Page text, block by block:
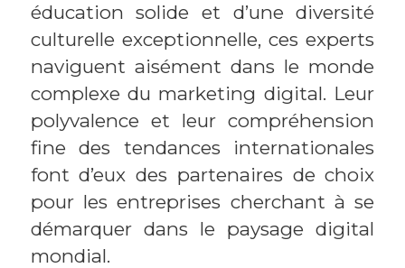
éducation solide et d’une diversité
culturelle exceptionnelle, ces experts
naviguent aisément dans le monde
complexe du marketing digital. Leur
polyvalence et leur compréhension
fine des tendances internationales
font d’eux des partenaires de choix
pour les entreprises cherchant à se
démarquer dans le paysage digital
mondial.